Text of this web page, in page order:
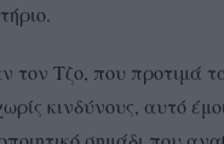
τον Τζο, που προτιμά
κινδύνους, αυτό